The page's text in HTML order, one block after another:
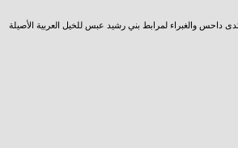
داحس والغبراء لمرابط بني رشيد عبس للخيل العربية الأصيلة